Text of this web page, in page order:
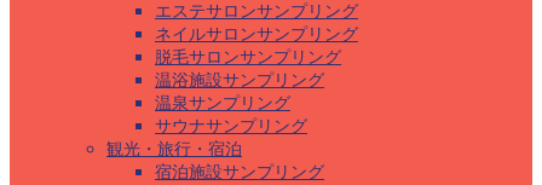
エステサロンサンプリング
ネイルサロンサンプリング
脱毛サロンサンプリング
温浴施設サンプリング
温泉サンプリング
サウナサンプリング
観光・旅行・宿泊
宿泊施設サンプリング